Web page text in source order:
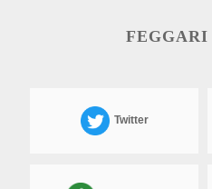
FEGGARI
Twitter